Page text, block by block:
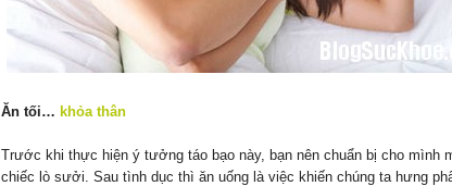
Ăn tối… khỏa thân
Trước khi thực hiện ý tưởng táo bạo này, bạn nên chuẩn bị cho mình
chiếc lò sưởi. Sau tình dục thì ăn uống là việc khiến chúng ta hưng